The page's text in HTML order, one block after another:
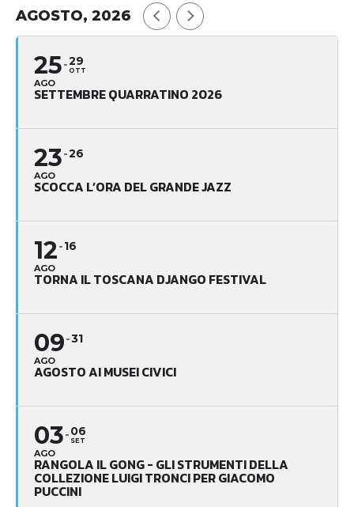
AGOSTO, 2026
25
AGO
29
OTT
SETTEMBRE QUARRATINO 2026
23
AGO
26
SCOCCA L’ORA DEL GRANDE JAZZ
12
AGO
16
TORNA IL TOSCANA DJANGO FESTIVAL
09
AGO
31
AGOSTO AI MUSEI CIVICI
03
AGO
06
SET
RANGOLA IL GONG - GLI STRUMENTI DELLA
COLLEZIONE LUIGI TRONCI PER GIACOMO
PUCCINI